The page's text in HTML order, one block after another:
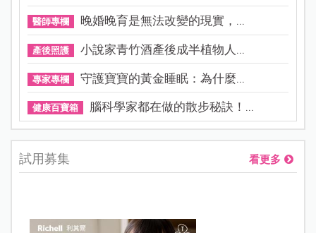
醫師專欄 晚婚晚育是無法改變的現實，...
產後照護 小說家青竹酒產後成半植物人...
專家專欄 守護寶寶的黃金睡眠：為什麼...
健康百寶箱 腦科學家都在做的散步秘訣！...
試用募集 看更多